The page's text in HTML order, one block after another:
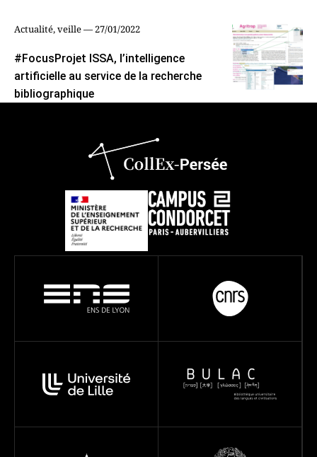
Actualité, veille — 27/01/2022
#FocusProjet ISSA, l’intelligence
artificielle au service de la recherche
bibliographique